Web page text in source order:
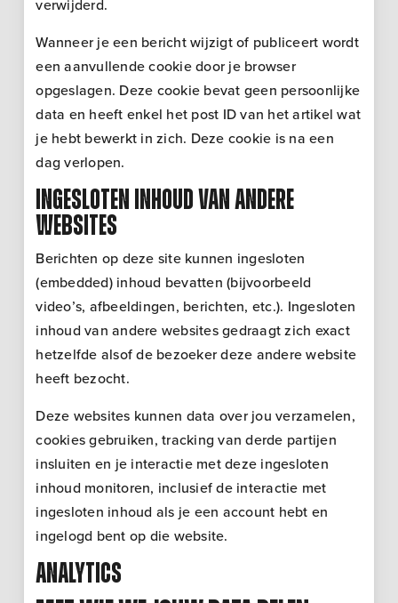
verwijderd.
Wanneer je een bericht wijzigt of publiceert wordt
een aanvullende cookie door je browser
opgeslagen. Deze cookie bevat geen persoonlijke
data en heeft enkel het post ID van het artikel wat
je hebt bewerkt in zich. Deze cookie is na een
dag verlopen.
Ingesloten inhoud van andere
websites
Berichten op deze site kunnen ingesloten
(embedded) inhoud bevatten (bijvoorbeeld
video’s, afbeeldingen, berichten, etc.). Ingesloten
inhoud van andere websites gedraagt zich exact
hetzelfde alsof de bezoeker deze andere website
heeft bezocht.
Deze websites kunnen data over jou verzamelen,
cookies gebruiken, tracking van derde partijen
insluiten en je interactie met deze ingesloten
inhoud monitoren, inclusief de interactie met
ingesloten inhoud als je een account hebt en
ingelogd bent op die website.
Analytics